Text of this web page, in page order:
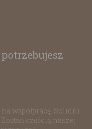
współpracę. Solidni
częścią naszej